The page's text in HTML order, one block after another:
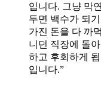
입니다. 그냥 막
두면 백수가 되
가진 돈을 다 까
니던 직장에 돌
하고 후회하게
입니다.”